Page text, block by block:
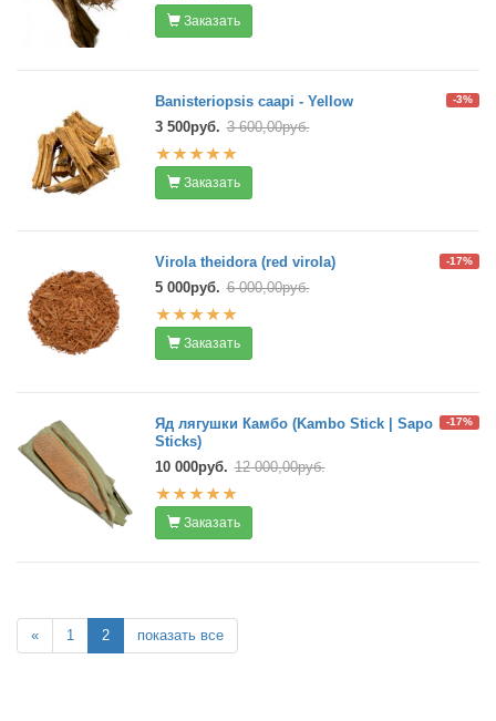
Заказать
-3%
Banisteriopsis caapi - Yellow
3 500руб. 3 600,00руб.
Заказать
-17%
Virola theidora (red virola)
5 000руб. 6 000,00руб.
Заказать
-17%
Яд лягушки Камбо (Kambo Stick | Sapo
Sticks)
10 000руб. 12 000,00руб.
Заказать
« 1 2 показать все